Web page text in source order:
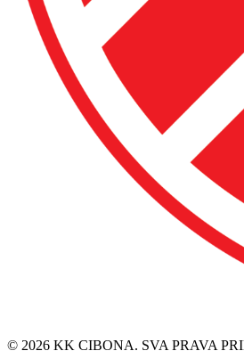
© 2026 KK CIBONA. SVA PRAVA